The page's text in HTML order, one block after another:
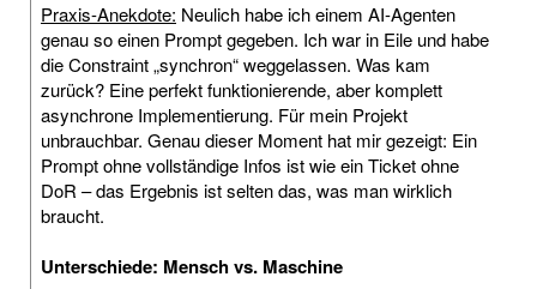
Praxis-Anekdote: Neulich habe ich einem AI-Agenten
genau so einen Prompt gegeben. Ich war in Eile und habe
die Constraint „synchron“ weggelassen. Was kam
zurück? Eine perfekt funktionierende, aber komplett
asynchrone Implementierung. Für mein Projekt
unbrauchbar. Genau dieser Moment hat mir gezeigt: Ein
Prompt ohne vollständige Infos ist wie ein Ticket ohne
DoR – das Ergebnis ist selten das, was man wirklich
braucht.
Unterschiede: Mensch vs. Maschine